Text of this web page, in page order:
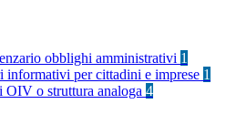
obblighi amministrativi 1
informativi per cittadini e imprese 1
OIV o struttura analoga 4